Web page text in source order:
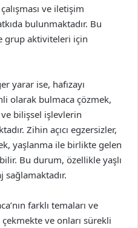
ve iletişim
bulunmaktadır. Bu
grup aktiviteleri için
yarar ise, hafızayı
olarak bulmaca çözmek,
bilişsel işlevlerin
Zihin açıcı egzersizler,
yaşlanma ile birlikte gelen
Bu durum, özellikle yaşlı
farklı temaları ve
ve onları sürekli